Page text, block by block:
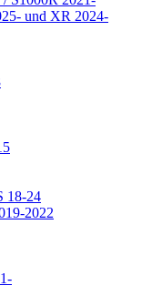
und XR 2024-
18-24
2022